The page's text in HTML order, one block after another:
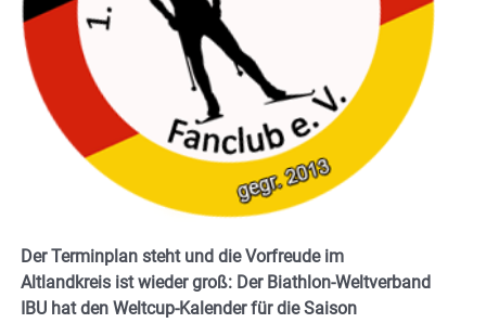
Der Terminplan steht und die Vorfreude im
Altlandkreis ist wieder groß: Der Biathlon-Weltverband
IBU hat den Weltcup-Kalender für die Saison